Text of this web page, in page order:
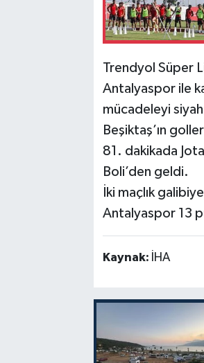
Trendyol Süper
Antalyaspor ile
mücadeleyi
Beşiktaş’ın
81. dakikada
Boli’den geldi.
İki maçlık
Antalyaspor 13
Kaynak: İHA